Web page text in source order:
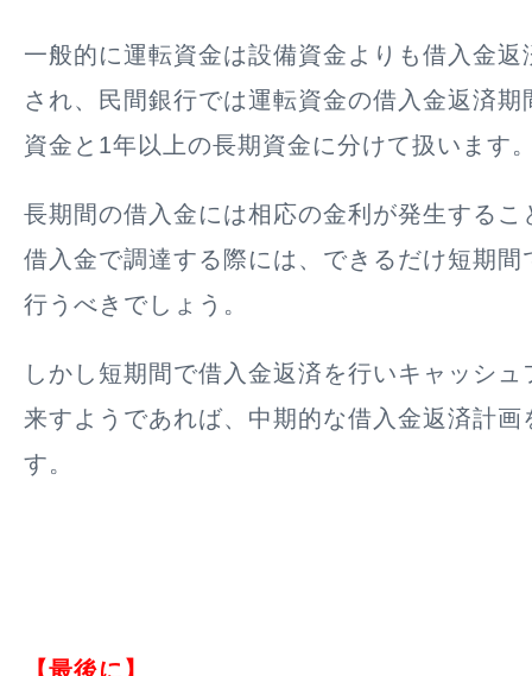
一般的に運転資金は設備資金よりも借入金返
され、民間銀行では運転資金の借入金返済
資金と1年以上の長期資金に分けて扱います
長期間の借入金には相応の金利が発生するこ
借入金で調達する際には、できるだけ短期間
行うべきでしょう。
しかし短期間で借入金返済を行いキャッシ
来すようであれば、中期的な借入金返済計画
す。
【最後に】